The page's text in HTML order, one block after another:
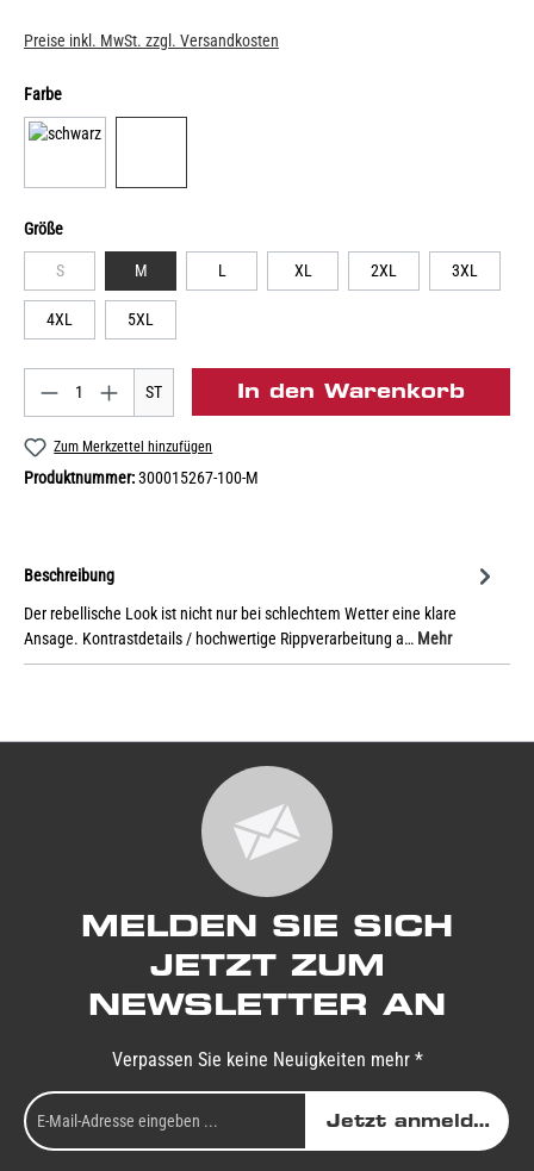
Preise inkl. MwSt. zzgl. Versandkosten
Farbe
Größe
S M L XL 2XL 3XL
4XL 5XL
ST In den Warenkorb
Zum Merkzettel hinzufügen
Produktnummer:300015267-100-M
Beschreibung
Der rebellische Look ist nicht nur bei schlechtem Wetter eine klare
Ansage. Kontrastdetails / hochwertige Rippverarbeitung a… Mehr
MELDEN SIE SICH
JETZT ZUM
NEWSLETTER AN
Verpassen Sie keine Neuigkeiten mehr *
Jetzt anmelden